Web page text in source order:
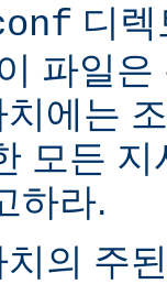
디
파일
에는
모든
하라.
의 주